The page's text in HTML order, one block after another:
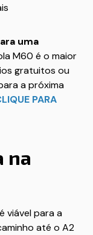
uma
M60 é o maior
gratuitos ou
a próxima
PARA
na
viável para a
até o A2